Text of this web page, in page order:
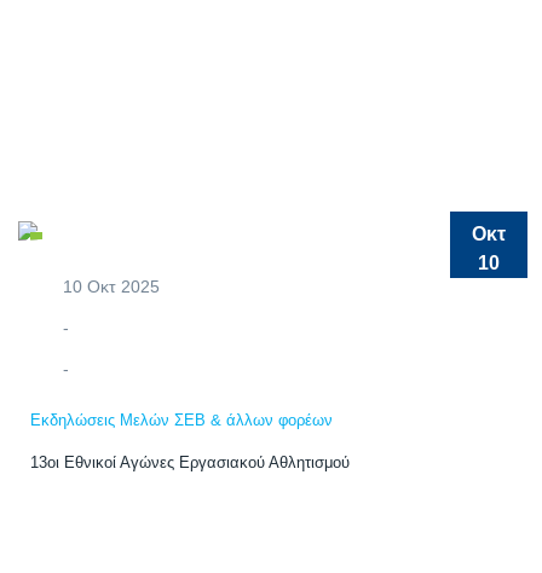
Οκτ
10
10 Οκτ 2025
-
-
Εκδηλώσεις Μελών ΣΕΒ & άλλων φορέων
13οι Εθνικοί Αγώνες Εργασιακού Αθλητισμού